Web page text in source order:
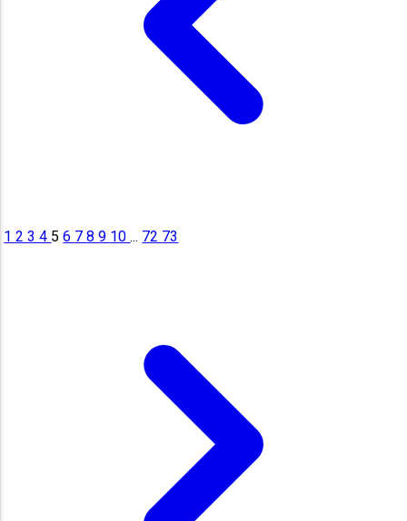
1234 5 6 789 10... 72 73